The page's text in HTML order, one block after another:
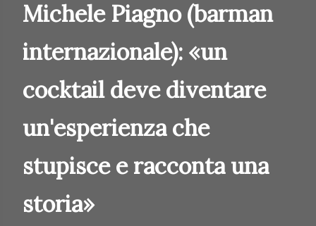
Michele Piagno (barman
internazionale): «un
cocktail deve diventare
un'esperienza che
stupisce e racconta una
storia»